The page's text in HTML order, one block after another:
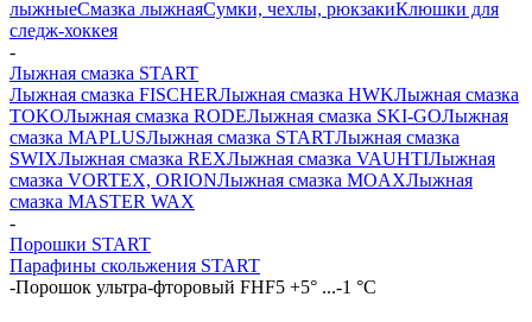
лыжныеСмазка лыжнаяСумки, чехлы, рюкзакиКлюшки для
следж-хоккея
-
Лыжная смазка START
Лыжная смазка FISCHERЛыжная смазка HWKЛыжная смазка
TOKOЛыжная смазка RODEЛыжная смазка SKI-GOЛыжная
смазка MAPLUSЛыжная смазка STARTЛыжная смазка
SWIXЛыжная смазка REXЛыжная смазка VAUHTIЛыжная
смазка VORTEX, ORIONЛыжная смазка MOAXЛыжная
смазка MASTER WAX
-
Порошки START
Парафины скольжения START
-Порошок ультра-фторовый FHF5 +5° ...-1 °C